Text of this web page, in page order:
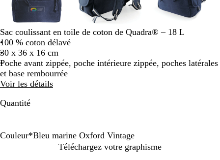
moins
pour
zoomer
et
les
touches
fléchées
pour
moins
pour
zoomer
touches
moins
pour
touches
Sac coulissant en toile de coton de Quadra® – 18 L
100 % coton délavé
30 x 36 x 16 cm
Poche avant zippée, poche intérieure zippée, poches latérales
et base rembourrée
Voir les détails
Quantité
Couleur*Bleu marine Oxford Vintage
Téléchargez votre graphisme